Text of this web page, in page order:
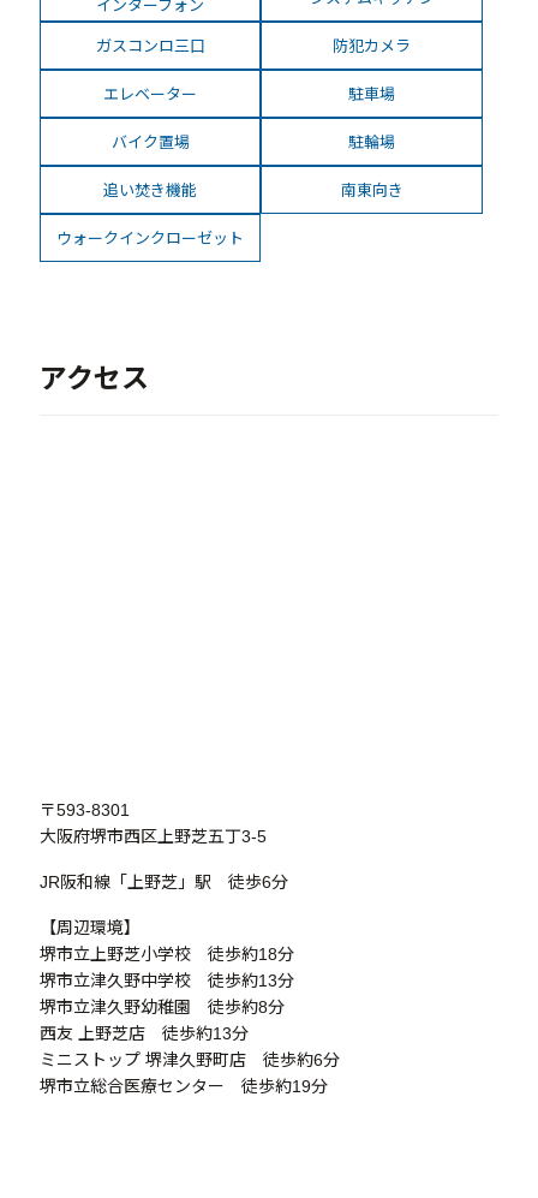
インターフォン
ガスコンロ三口 防犯カメラ
エレベーター 駐車場
バイク置場 駐輪場
追い焚き機能 南東向き
ウォークインクローゼット
アクセス
〒593-8301
大阪府堺市西区上野芝五丁3-5
JR阪和線「上野芝」駅 徒歩6分
【周辺環境】
堺市立上野芝小学校 徒歩約18分
堺市立津久野中学校 徒歩約13分
堺市立津久野幼稚園 徒歩約8分
西友 上野芝店 徒歩約13分
ミニストップ 堺津久野町店 徒歩約6分
堺市立総合医療センター 徒歩約19分